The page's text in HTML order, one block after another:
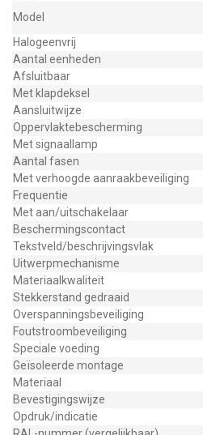
Model
Halogeenvrij
Aantal eenheden
Afsluitbaar
Met klapdeksel
Aansluitwijze
Oppervlaktebescherming
Met signaallamp
Aantal fasen
Met verhoogde aanraakbeveiliging
Frequentie
Met aan/uitschakelaar
Beschermingscontact
Tekstveld/beschrijvingsvlak
Uitwerpmechanisme
Materiaalkwaliteit
Stekkerstand gedraaid
Overspanningsbeveiliging
Foutstroombeveiliging
Speciale voeding
Geïsoleerde montage
Materiaal
Bevestigingswijze
Opdruk/indicatie